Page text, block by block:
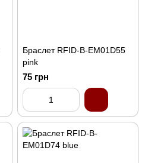
Браслет RFID-B-EM01D55
pink
75 грн